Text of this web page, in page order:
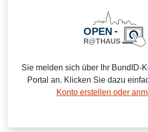
Sie melden sich über Ihr BundID-
Portal an. Klicken Sie dazu
Konto erstellen oder